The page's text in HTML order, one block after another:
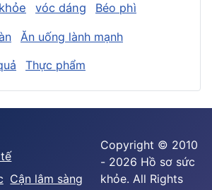
vóc dáng Béo phì
Ăn uống lành mạnh
Thực phẩm
Cận lâm sàng
Copyright © 2010
- 2026 Hồ sơ sức
khỏe. All Rights